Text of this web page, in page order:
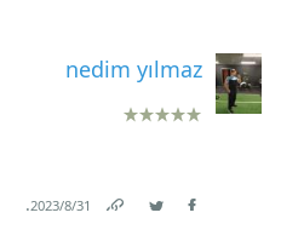
nedim yılmaz
31‏/8‏/2023
.